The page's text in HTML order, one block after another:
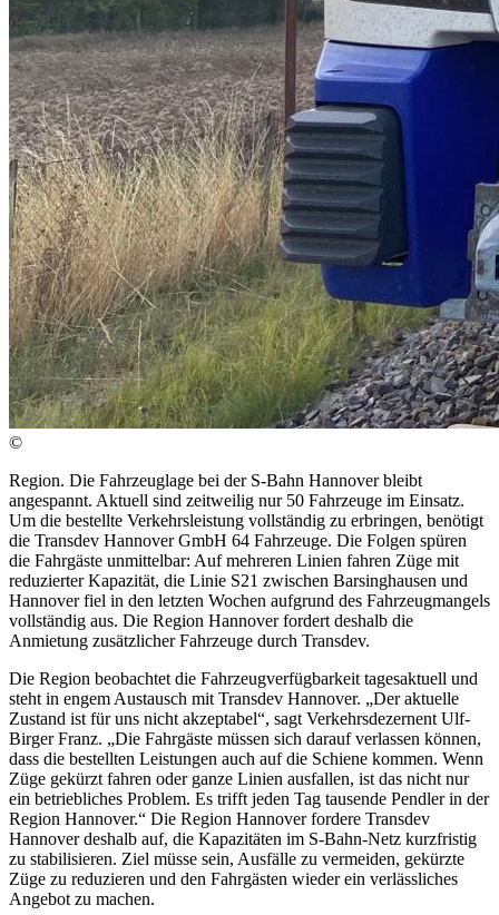
©
Region. Die Fahrzeuglage bei der S-Bahn Hannover bleibt
angespannt. Aktuell sind zeitweilig nur 50 Fahrzeuge im Einsatz.
Um die bestellte Verkehrsleistung vollständig zu erbringen, benötigt
die Transdev Hannover GmbH 64 Fahrzeuge. Die Folgen spüren
die Fahrgäste unmittelbar: Auf mehreren Linien fahren Züge mit
reduzierter Kapazität, die Linie S21 zwischen Barsinghausen und
Hannover fiel in den letzten Wochen aufgrund des Fahrzeugmangels
vollständig aus. Die Region Hannover fordert deshalb die
Anmietung zusätzlicher Fahrzeuge durch Transdev.
Die Region beobachtet die Fahrzeugverfügbarkeit tagesaktuell und
steht in engem Austausch mit Transdev Hannover. „Der aktuelle
Zustand ist für uns nicht akzeptabel“, sagt Verkehrsdezernent Ulf-
Birger Franz. „Die Fahrgäste müssen sich darauf verlassen können,
dass die bestellten Leistungen auch auf die Schiene kommen. Wenn
Züge gekürzt fahren oder ganze Linien ausfallen, ist das nicht nur
ein betriebliches Problem. Es trifft jeden Tag tausende Pendler in der
Region Hannover.“ Die Region Hannover fordere Transdev
Hannover deshalb auf, die Kapazitäten im S-Bahn-Netz kurzfristig
zu stabilisieren. Ziel müsse sein, Ausfälle zu vermeiden, gekürzte
Züge zu reduzieren und den Fahrgästen wieder ein verlässliches
Angebot zu machen.